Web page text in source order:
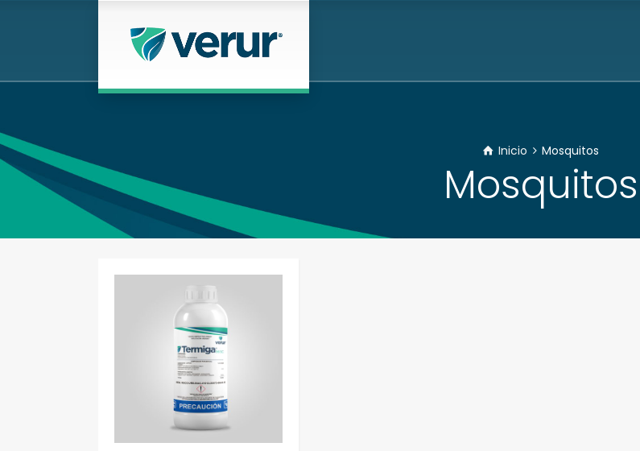
Inicio Mosquitos
Mosquitos